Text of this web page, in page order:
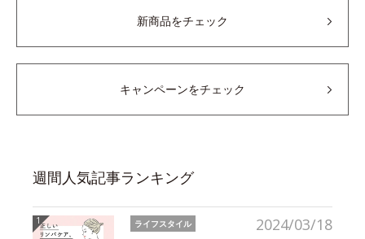
新商品をチェック
キャンペーンをチェック
週間人気記事ランキング
2024/03/18
ライフスタイル